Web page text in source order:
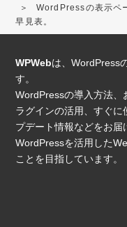
WordPressの表示ペ
早見表。
WPWebは、WordPress
す。
WordPressの導入方法、
ラグインの活用、すぐに
プデート情報などをお届
WordPressを活用した
ことを目指しています。